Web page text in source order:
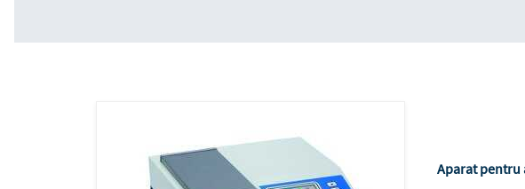
Aparat pentru